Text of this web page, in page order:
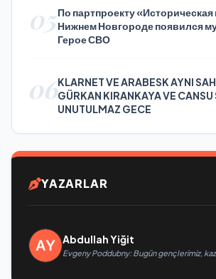
05По партпроекту «Историческая
Нижнем Новгороде появился
Герое СВО
06KLARNET VE ARABESK AYNI
GÜRKAN KIRANKAYA VE
UNUTULMAZ GECE
YAZARLAR
Abdullah Yiğit
Evgeny Poddubny: Bugün gençlerimiz,